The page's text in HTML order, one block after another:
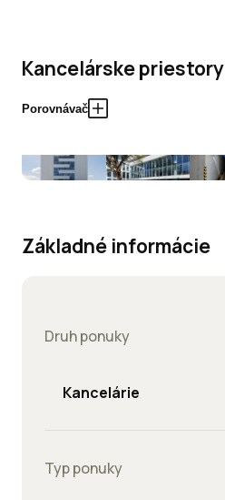
Kancelárske priestory
Porovnávač
Základné informácie
Druh ponuky
Kancelárie
Typ ponuky